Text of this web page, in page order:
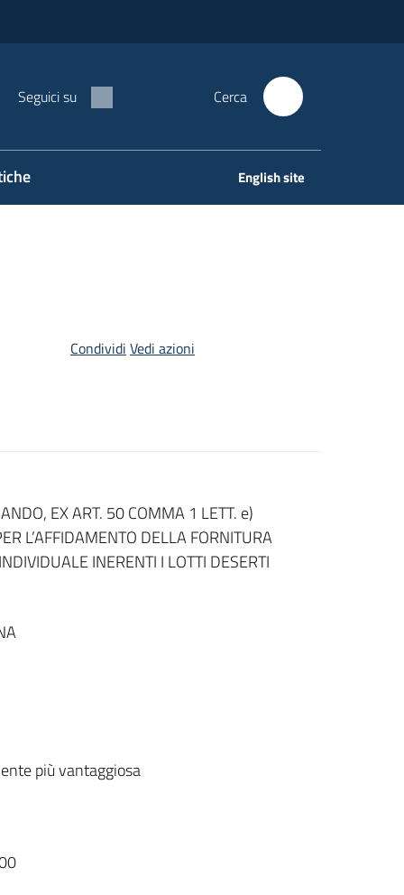
Seguici su Cerca
English site
Condividi Vedi azioni
EX ART. 50 COMMA 1 LETT. e)
L’AFFIDAMENTO DELLA FORNITURA
INERENTI I LOTTI DESERTI
più vantaggiosa